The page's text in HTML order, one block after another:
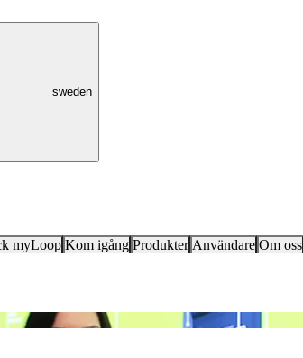
sweden
myLoop Kom igång Produkter Användare Om oss
Översikt över evenemang